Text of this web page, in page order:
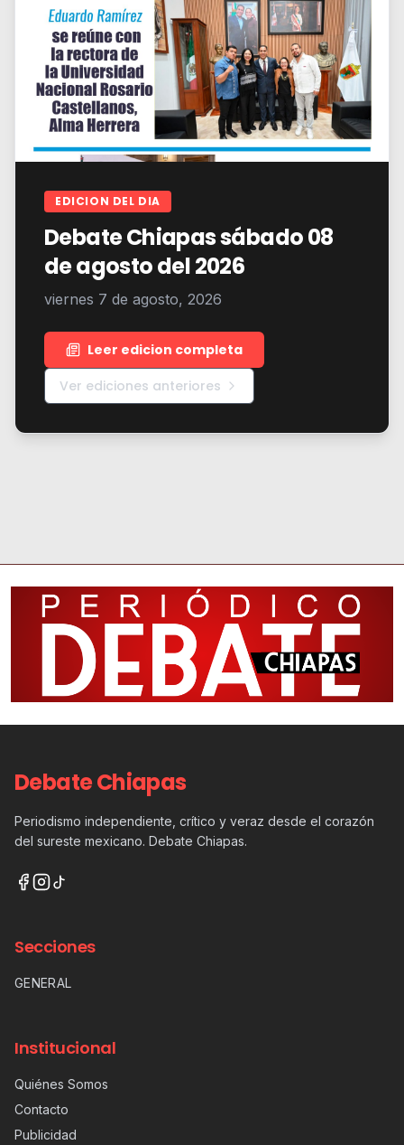
EDICION DEL DIA
Debate Chiapas sábado 08
de agosto del 2026
viernes 7 de agosto, 2026
Leer edicion completa
Ver ediciones anteriores
Debate Chiapas
Periodismo independiente, crítico y veraz desde el corazón
del sureste mexicano. Debate Chiapas.
Secciones
GENERAL
Institucional
Quiénes Somos
Contacto
Publicidad